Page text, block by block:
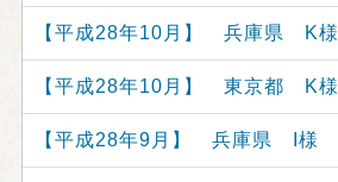
【平成28年10月】 兵庫県 K様
【平成28年10月】 東京都 K様
【平成28年9月】 兵庫県 I様